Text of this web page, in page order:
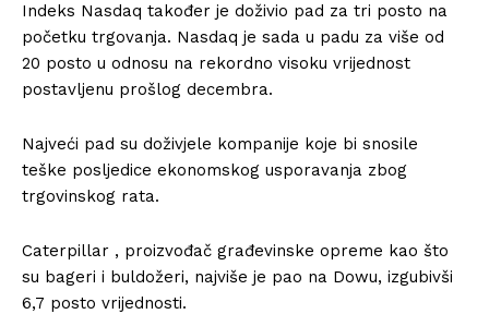
Indeks Nasdaq također je doživio pad za tri posto na
početku trgovanja. Nasdaq je sada u padu za više od
20 posto u odnosu na rekordno visoku vrijednost
postavljenu prošlog decembra.
Najveći pad su doživjele kompanije koje bi snosile
teške posljedice ekonomskog usporavanja zbog
trgovinskog rata.
Caterpillar , proizvođač građevinske opreme kao što
su bageri i buldožeri, najviše je pao na Dowu, izgubivši
6,7 posto vrijednosti.